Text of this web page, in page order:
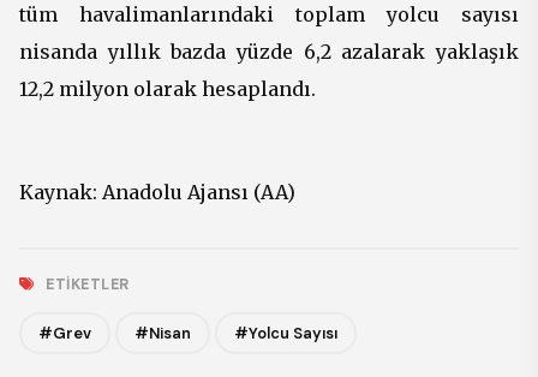
tüm havalimanlarındaki toplam yolcu sayısı
nisanda yıllık bazda yüzde 6,2 azalarak yaklaşık
12,2 milyon olarak hesaplandı.
Kaynak: Anadolu Ajansı (AA)
ETIKETLER
#Grev #Nisan #Yolcu Sayısı